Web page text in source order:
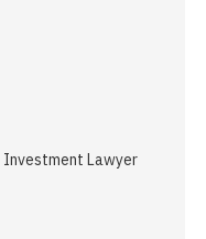
Lawyer